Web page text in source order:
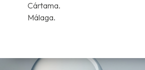
Cártama.
Málaga.